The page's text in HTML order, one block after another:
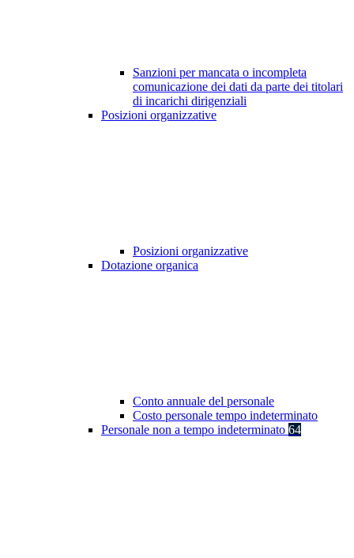
Sanzioni per mancata o incompleta
comunicazione dei dati da parte dei titolari
di incarichi dirigenziali
Posizioni organizzative
Posizioni organizzative
Dotazione organica
Conto annuale del personale
Costo personale tempo indeterminato
Personale non a tempo indeterminato 64